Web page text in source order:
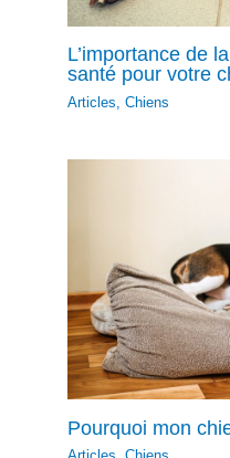
L’importance de
santé pour votre
Articles ,Chiens
Pourquoi mon